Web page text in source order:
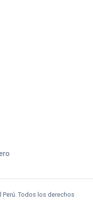
Todos los derechos